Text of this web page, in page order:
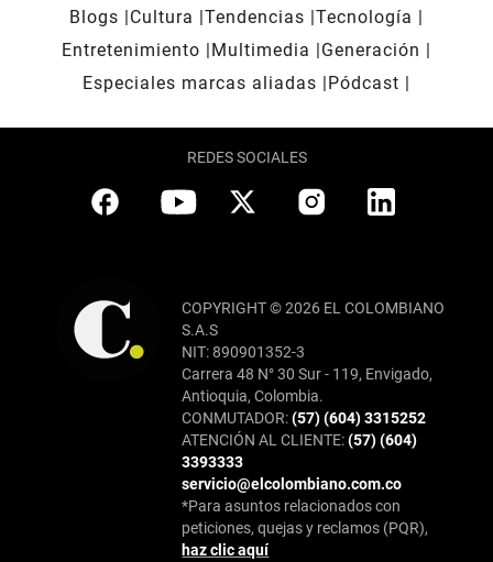
Blogs
Cultura Tendencias Tecnología
Entretenimiento
Multimedia
Generación
Especiales marcas aliadas
Pódcast
REDES SOCIALES
COPYRIGHT © 2026 EL COLOMBIANO
S.A.S
NIT: 890901352-3
Carrera 48 N° 30 Sur - 119, Envigado,
Antioquia, Colombia.
CONMUTADOR:(57) (604) 3315252
ATENCIÓN AL CLIENTE:(57) (604)
3393333
servicio@elcolombiano.com.co
*Para asuntos relacionados con
peticiones, quejas y reclamos (PQR),
haz clic aquí